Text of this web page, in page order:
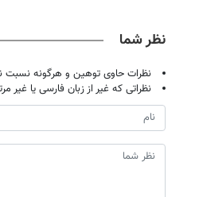
نظر شما
نظرات حاوی توهین و هرگونه
نظراتی که غیر از زبان فارسی یا غیر